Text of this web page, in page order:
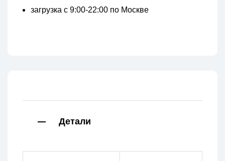
загрузка с 9:00-22:00 по Москве
Детали